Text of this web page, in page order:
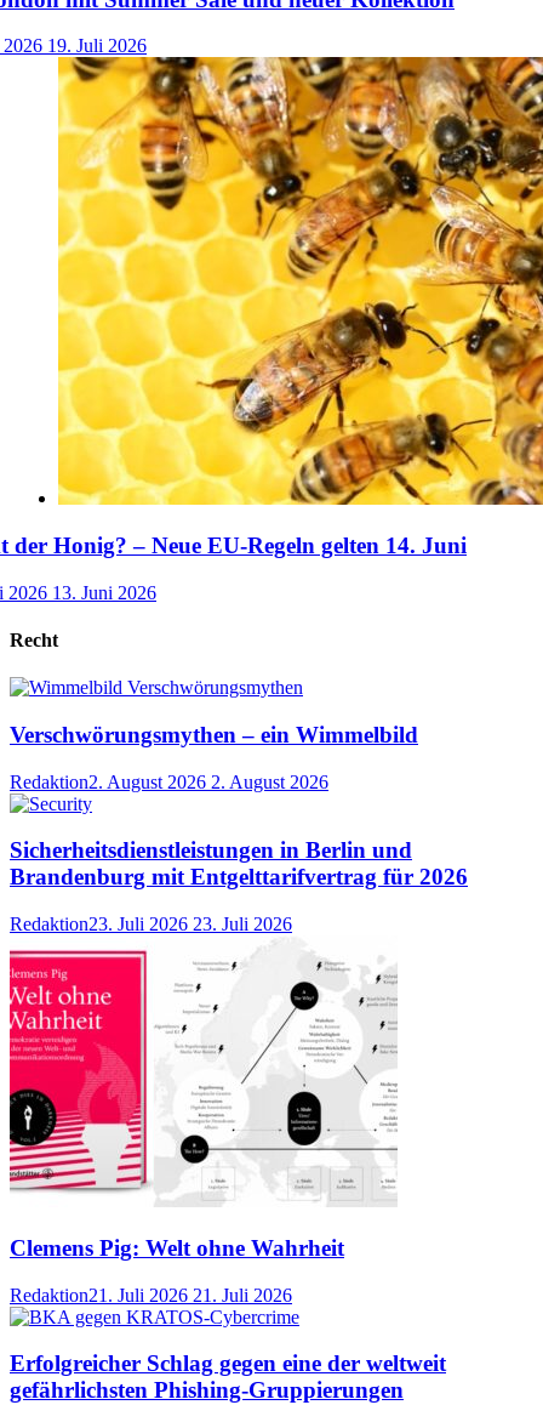
19. Juli 2026
der Honig? – Neue EU-Regeln gelten 14. Juni
2026 13. Juni 2026
Recht
Verschwörungsmythen – ein Wimmelbild
Redaktion2. August 2026 2. August 2026
Sicherheitsdienstleistungen in Berlin und
Brandenburg mit Entgelttarifvertrag für 2026
Redaktion23. Juli 2026 23. Juli 2026
Clemens Pig: Welt ohne Wahrheit
Redaktion21. Juli 2026 21. Juli 2026
Erfolgreicher Schlag gegen eine der weltweit
gefährlichsten Phishing-Gruppierungen